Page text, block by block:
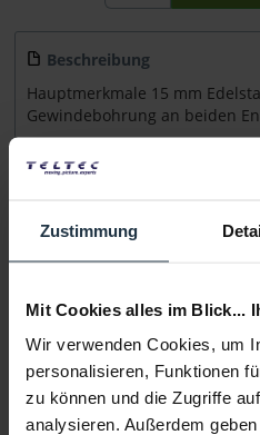
Zustimmung
Mit Cookies alles im Blick...
Wir verwenden Cookies, um
personalisieren, Funktionen
zu können und die Zugriffe
analysieren. Außerdem
Beschreibung
Hauptmerkmale 15 mm
Gewindebohrung an beiden
Beratung
Medien
Infos zu Hersteller &
Folgende Infos zum
Weitere Artikel von 8Sinn